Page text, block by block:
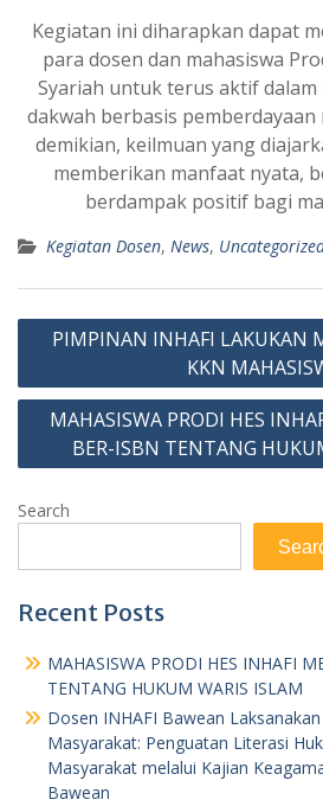
Kegiatan ini diharapkan dapat
para dosen dan mahasiswa
Syariah untuk terus aktif dalam
dakwah berbasis pemberdayaan
demikian, keilmuan yang
memberikan manfaat nyata,
berdampak positif bagi
Kegiatan Dosen, News,
Post
PIMPINAN INHAFI LAKUKAN
KKN
MAHASISWA PRODI HES
BER-ISBN TENTANG
Search
Recent Posts
MAHASISWA PRODI HES INHAFI
TENTANG HUKUM WARIS ISLAM
Dosen INHAFI Bawean
Masyarakat: Penguatan Literasi
Masyarakat melalui Kajian
Bawean